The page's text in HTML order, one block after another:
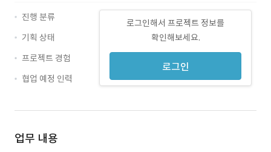
로그인해서 프로젝트 정보를
확인해보세요.
로그인
진행 분류
기획 상태
프로젝트 경험
협업 예정 인력
업무 내용